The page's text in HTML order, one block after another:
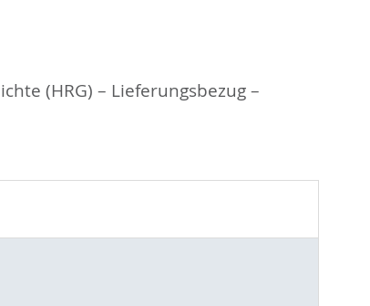
(HRG) – Lieferungsbezug –